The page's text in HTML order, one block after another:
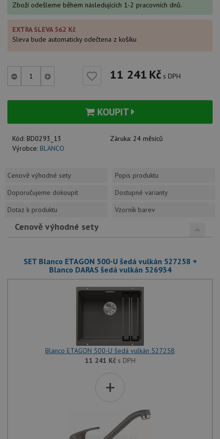
Zboží odešleme během následujících 1-2 pracovních dnů.
EXTRA SLEVA 562 Kč
Sleva bude automaticky odečtena z košíku
11 241 Kč s DPH
KOUPIT
Kód: BD0293_13 Záruka: 24 měsíců
Výrobce: BLANCO
Cenově výhodné sety
Popis produktu
Doporučujeme dokoupit
Dostupné varianty
Dotaz k produktu
Vzorník barev
Cenově výhodné sety
SET Blanco ETAGON 500-U šedá vulkán 527258 +
Blanco DARAS šedá vulkán 526934
Blanco ETAGON 500-U šedá vulkán 527258
11 241 Kčs DPH
+